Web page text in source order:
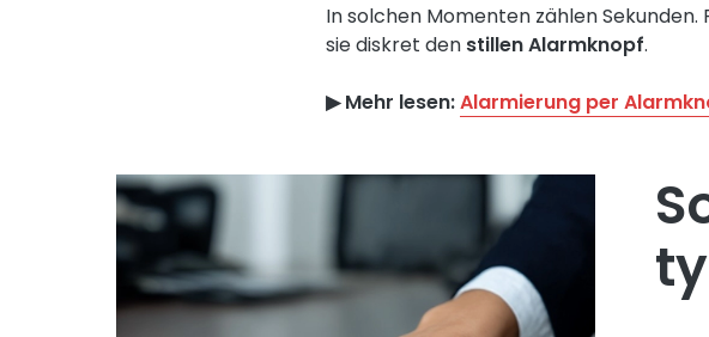
In solchen Momenten zählen
sie diskret den stillen Alarmknopf.
▶︎ Mehr lesen:Alarmierung per